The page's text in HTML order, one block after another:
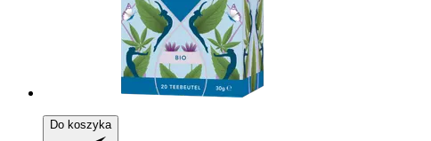
Do koszyka